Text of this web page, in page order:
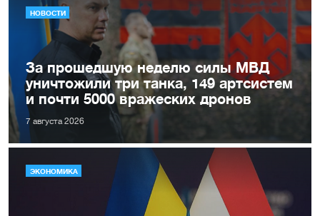
НОВОСТИ
За прошедшую неделю силы МВД
уничтожили три танка, 149 артсистем
и почти 5000 вражеских дронов
7 августа 2026
ЭКОНОМИКА